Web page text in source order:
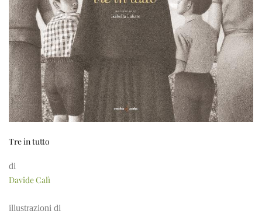
Tre in tutto
di
Davide Calì
illustrazioni di